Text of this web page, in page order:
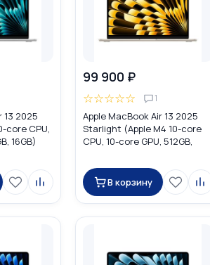
13 2025
core CPU,
16GB)
99 900 ₽
☆☆☆☆☆ 1
Apple MacBook Air 13 2025
Starlight (Apple M4 10-core
CPU, 10-core GPU, 512GB,
В корзину